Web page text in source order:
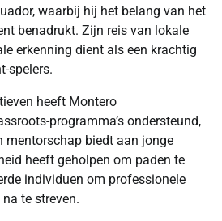
waarbij hij het belang van het
benadrukt. Zijn reis van lokale
erkenning dient als een krachtig
spelers.
heeft Montero
programma’s ondersteund,
mentorschap biedt aan jonge
heeft geholpen om paden te
individuen om professionele
te streven.